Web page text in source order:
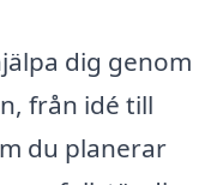
dig genom
från idé till
du planerar